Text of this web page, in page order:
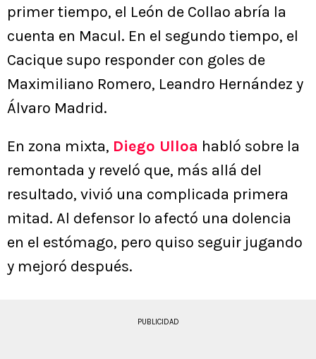
primer tiempo, el León de Collao abría la
cuenta en Macul. En el segundo tiempo, el
Cacique supo responder con goles de
Maximiliano Romero, Leandro Hernández y
Álvaro Madrid.
En zona mixta, Diego Ulloa habló sobre la
remontada y reveló que, más allá del
resultado, vivió una complicada primera
mitad. Al defensor lo afectó una dolencia
en el estómago, pero quiso seguir jugando
y mejoró después.
PUBLICIDAD